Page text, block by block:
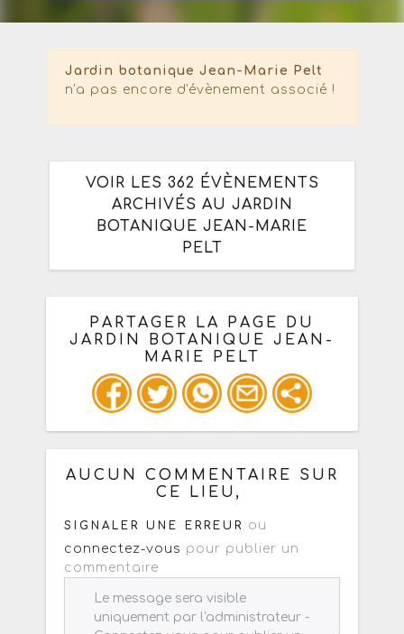
Jardin botanique Jean-Marie Pelt
n'a pas encore d'évènement associé !
VOIR LES 362 ÉVÈNEMENTS
ARCHIVÉS AU JARDIN
BOTANIQUE JEAN-MARIE
PELT
PARTAGER LA PAGE DU
JARDIN BOTANIQUE JEAN-
MARIE PELT
Ou copiez les infos ci-dessous pour
un : mail / forum / réseau social
AUCUN COMMENTAIRE SUR
CE LIEU,
SIGNALER UNE ERREUR
ou
connectez-vous pour publier un
commentaire